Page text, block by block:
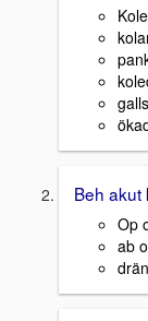
Beh akut
Op
ab